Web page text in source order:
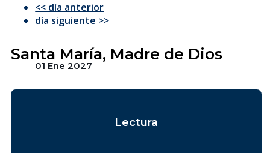
<< día anterior
día siguiente >>
Santa María, Madre de Dios
01 Ene 2027
Lectura